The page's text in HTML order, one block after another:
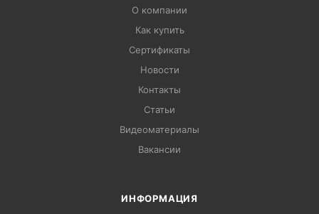
О компании
Как купить
Сертификаты
Новости
Контакты
Статьи
Видеоматериалы
Вакансии
ИНФОРМАЦИЯ